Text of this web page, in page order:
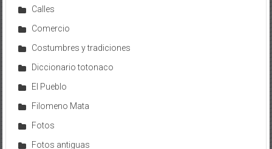
Calles
Comercio
Costumbres y tradiciones
Diccionario totonaco
El Pueblo
Filomeno Mata
Fotos
Fotos antiguas